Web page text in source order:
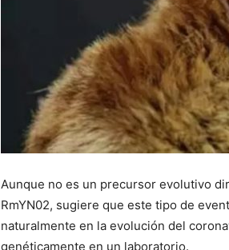
Aunque no es un precursor evolutivo
RmYN02, sugiere que este tipo de
naturalmente en la evolución del
genéticamente en un laboratorio.